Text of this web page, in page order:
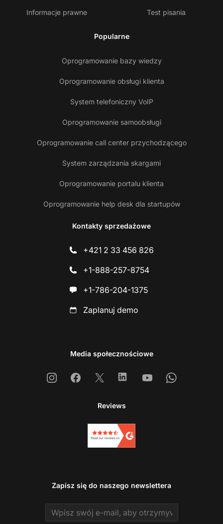
Informacje prawne Test pisania
Popularne
Oprogramowanie bazy wiedzy
Oprogramowanie obsługi klienta
System telefoniczny VoIP
Oprogramowanie samoobsługi
Oprogramowanie call center przychodzącego
System zarządzania skargami
Oprogramowanie portalu klienta
Oprogramowanie help desk dla startupów
Kontakty sprzedażowe
+421 2 33 456 826
+1-888-257-8754
+1-786-204-1375
Zaplanuj demo
Media społecznościowe
InstagramFacebook
X LinkedinYoutubeWhatsapp
Reviews
Zapisz się do naszego newslettera
Email address